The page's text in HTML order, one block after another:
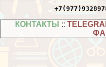
КОНТАКТЫ ::